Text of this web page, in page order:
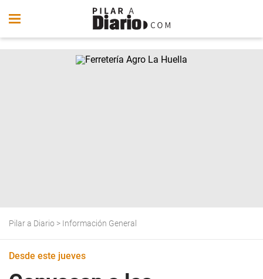
Pilar a Diario > Información General
Desde este jueves